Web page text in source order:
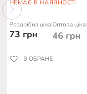
НЕМАЄ В НАЯВНОСТІ
Роздрібна ціна:
73 грн
Оптова ціна:
46 грн
В ОБРАНЕ